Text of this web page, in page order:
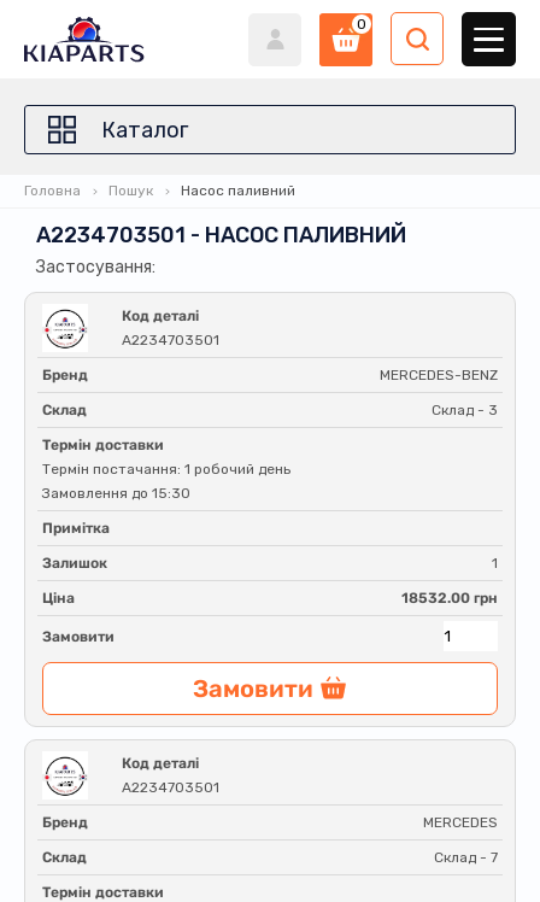
0
Каталог
Головна Пошук Насос паливний
A2234703501 - НАСОС ПАЛИВНИЙ
Застосування:
Код деталі
A2234703501
Бренд MERCEDES-BENZ
Склад Склад - 3
Термін доставки
Термін постачання: 1 робочий день
Замовлення до 15:30
Примітка
Залишок 1
Ціна 18532.00 грн
Замовити
Замовити
Код деталі
A2234703501
Бренд MERCEDES
Склад Склад - 7
Термін доставки